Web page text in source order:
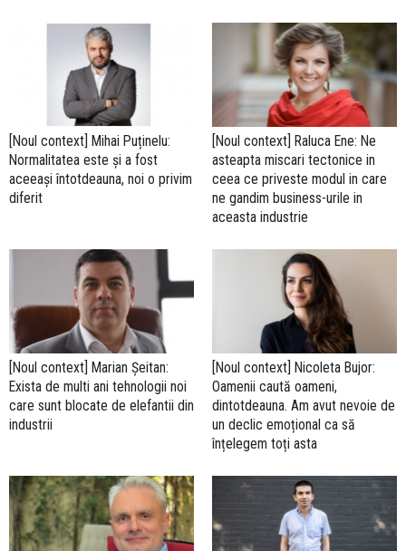
[Noul context] Mihai Puținelu:
Normalitatea este și a fost
aceeași întotdeauna, noi o privim
diferit
[Noul context] Raluca Ene: Ne
asteapta miscari tectonice in
ceea ce priveste modul in care
ne gandim business-urile in
aceasta industrie
[Noul context] Marian Șeitan:
Exista de multi ani tehnologii noi
care sunt blocate de elefantii din
industrii
[Noul context] Nicoleta Bujor:
Oamenii caută oameni,
dintotdeauna. Am avut nevoie de
un declic emoțional ca să
înțelegem toți asta